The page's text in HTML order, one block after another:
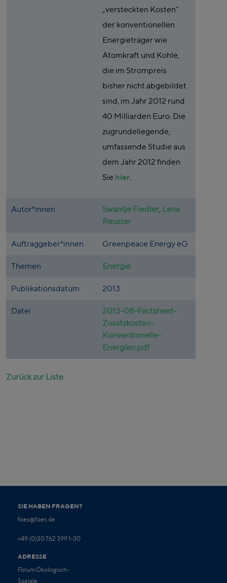
„versteckten Kosten"
der konventionellen
Energieträger wie
Atomkraft und Kohle,
die im Strompreis
bisher nicht abgebildet
sind, im Jahr 2012 rund
40 Milliarden Euro. Die
zugrundeliegende,
umfassende Studie aus
dem Jahr 2012 finden
Sie hier.
Autor*innen Swantje Fiedler, Lena
Reuster
Auftraggeber*innen Greenpeace Energy eG
Themen Energie
Publikationsdatum 2013
Datei
2013-08-Factsheet-
Zusatzkosten-
Konventionelle-
Energien.pdf
Zurück zur Liste
SIE HABEN FRAGEN?
foes@foes.de
+49 (0)30 762 399 1-30
ADRESSE
Forum Ökologisch-
Soziale